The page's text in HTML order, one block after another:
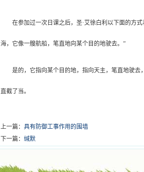
在参加过一次日课之后，圣·艾徐白利以下面的方
海，它像一艘航船，笔直地向某个目的地驶去。”
是的，它指向某个目的地，指向天主，笔直地驶
直截了当。
上一篇： 具有防御工事作用的围墙
下一篇： 缄默